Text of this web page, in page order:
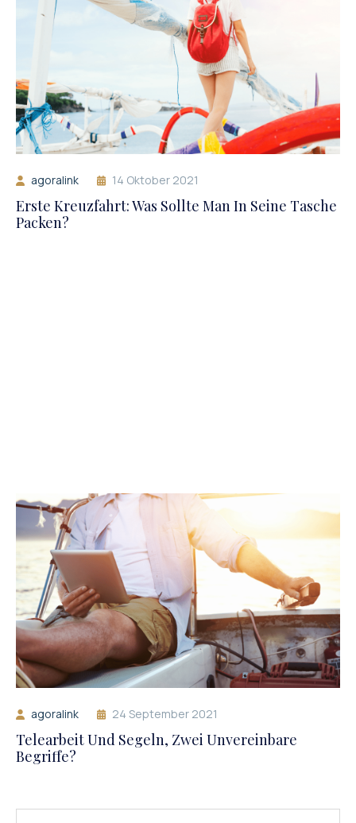
agoralink 14 Oktober 2021
Erste Kreuzfahrt: Was Sollte Man In Seine Tasche
Packen?
agoralink 24 September 2021
Telearbeit Und Segeln, Zwei Unvereinbare
Begriffe?